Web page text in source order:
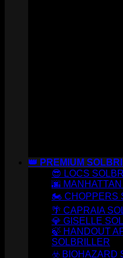
👑 PREMIUM
😎 LOCS
🌆
🏍️ CHOPPERS
🌴 CAPRAIA
💎 GISELLE
🍃 HANDOUT
SOLBRILLER
☣️ BIOHAZARD